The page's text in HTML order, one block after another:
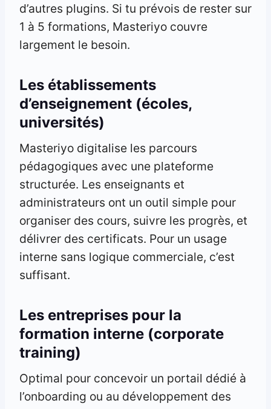
d’autres plugins. Si tu prévois de rester sur
1 à 5 formations, Masteriyo couvre
largement le besoin.
Les établissements
d’enseignement (écoles,
universités)
Masteriyo digitalise les parcours
pédagogiques avec une plateforme
structurée. Les enseignants et
administrateurs ont un outil simple pour
organiser des cours, suivre les progrès, et
délivrer des certificats. Pour un usage
interne sans logique commerciale, c’est
suffisant.
Les entreprises pour la
formation interne (corporate
training)
Optimal pour concevoir un portail dédié à
l’onboarding ou au développement des